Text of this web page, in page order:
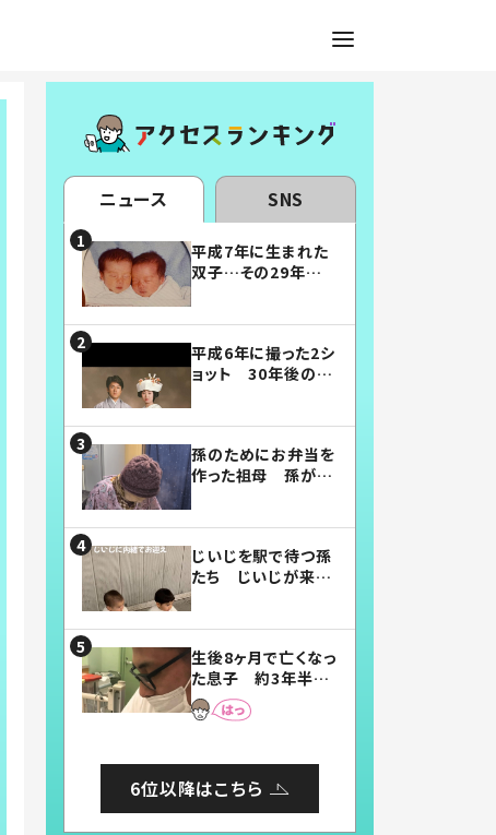
ニュース SNS
平成7年に生まれた
双子…その29年後
平成6年に撮った2シ
ョット 30年後の姿
孫のためにお弁当を
作った祖母 孫が絶
じいじを駅で待つ孫
たち じいじが来た
まらない」「幸せにな
れる」
生後8ヶ月で亡くなっ
た息子 約3年半
後、当時の妻の日記
に書いてあった本音
6位以降はこちら